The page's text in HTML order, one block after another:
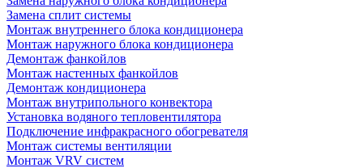
Замена сплит системы
Монтаж внутреннего блока кондиционера
Монтаж наружного блока кондиционера
Демонтаж фанкойлов
Монтаж настенных фанкойлов
Демонтаж кондиционера
Монтаж внутрипольного конвектора
Установка водяного тепловентилятора
Подключение инфракрасного обогревателя
Монтаж системы вентиляции
Монтаж VRV систем